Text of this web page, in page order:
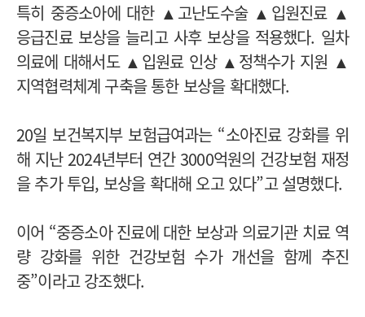
특히 중증소아에 대한 ▲고난도수술 ▲입원진료 ▲
응급진료 보상을 늘리고 사후 보상을 적용했다. 일차
의료에 대해서도 ▲입원료 인상 ▲정책수가 지원 ▲
지역협력체계 구축을 통한 보상을 확대했다.
20일 보건복지부 보험급여과는 “소아진료 강화를 위
해 지난 2024년부터 연간 3000억원의 건강보험 재정
을 추가 투입, 보상을 확대해 오고 있다”고 설명했다.
이어 “중증소아 진료에 대한 보상과 의료기관 치료 역
량 강화를 위한 건강보험 수가 개선을 함께 추진
중”이라고 강조했다.